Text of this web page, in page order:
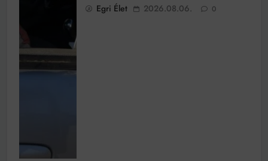
Egri Élet 2026.08.06. 0